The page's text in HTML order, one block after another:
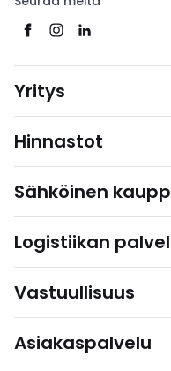
Yritys
Hinnastot
Sähköinen
Logistiikan
Vastuullisuus
Asiakaspalvelu